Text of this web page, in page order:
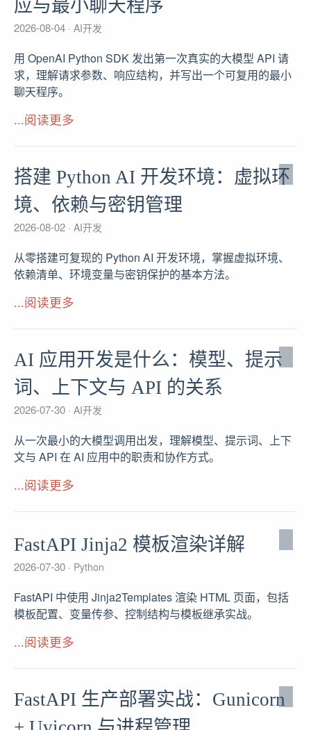
应与最小聊天程序
2026-08-04 AI开发
用 OpenAI Python SDK 发出第一次真实的大模型 API 请
求，理解请求参数、响应结构，并写出一个可复用的最小
聊天程序。
...阅读更多
搭建 Python AI 开发环境：虚拟环
境、依赖与密钥管理
2026-08-02 AI开发
从零搭建可复现的 Python AI 开发环境，掌握虚拟环境、
依赖清单、环境变量与密钥保护的基本方法。
...阅读更多
AI 应用开发是什么：模型、提示
词、上下文与 API 的关系
2026-07-30 AI开发
从一次最小的大模型调用出发，理解模型、提示词、上下
文与 API 在 AI 应用中的职责和协作方式。
...阅读更多
FastAPI Jinja2 模板渲染详解
2026-07-30 Python
FastAPI 中使用 Jinja2Templates 渲染 HTML 页面，包括
模板配置、变量传参、控制结构与模板继承实战。
...阅读更多
FastAPI 生产部署实战：Gunicorn